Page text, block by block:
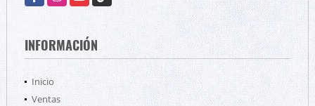
INFORMACIÓN
Inicio
Ventas